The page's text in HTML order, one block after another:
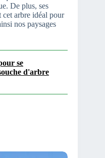
De plus, ses
cet arbre idéal pour
nos paysages
se
d'arbre